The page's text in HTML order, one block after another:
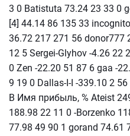
3 0 Batistuta 73.24 23 33 0
[4] 44.14 86 135 33
36.72 217 271 56 donor777
12 5 Sergei-Glyhov -4.26 22
0 Zen -22.20 51 87 6 gaa -
9 19 0 Dallas-I-I -339.10 2
В Имя прибыль, % Ateist
188.98 22 11 0 -Borzenko
77.98 49 90 1 gorand 74.61